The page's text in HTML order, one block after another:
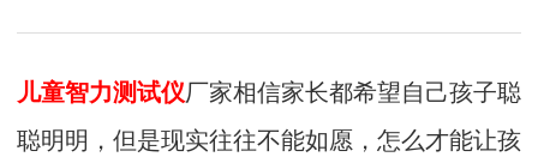
儿童智力测试仪厂家相信家长都希望自己孩子聪
聪明明，但是现实往往不能如愿，怎么才能让孩